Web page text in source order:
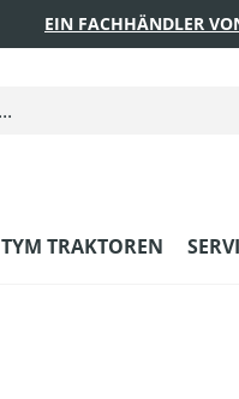
EIN FACHHÄNDLER
TYM TRAKTOREN